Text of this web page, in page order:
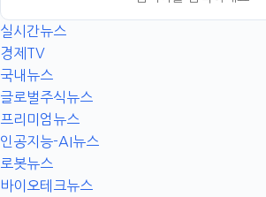
실시간뉴스
경제TV
국내뉴스
글로벌주식뉴스
프리미엄뉴스
인공지능-AI뉴스
로봇뉴스
바이오테크뉴스